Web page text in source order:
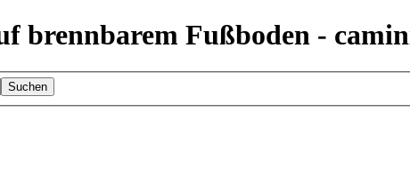
brennbarem Fußboden -
Suchen